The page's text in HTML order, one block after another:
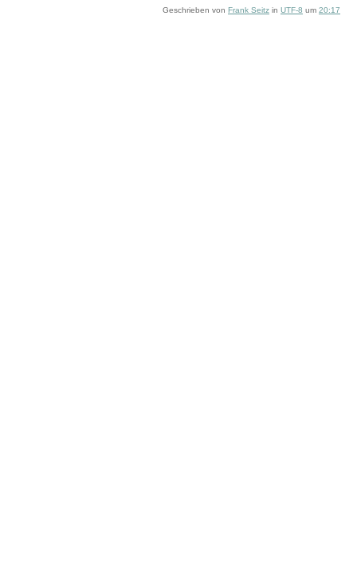
Geschrieben von Frank Seitz in UTF-8 um 20:17